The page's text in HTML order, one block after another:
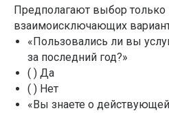
Предполагают выбор только
взаимоисключающих
«Пользовались ли вы
за последний год?»
( ) Да
( ) Нет
«Вы знаете о